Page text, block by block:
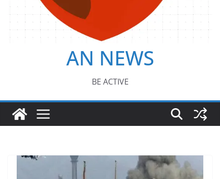
AN NEWS
BE ACTIVE